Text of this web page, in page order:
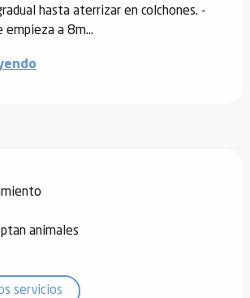
hasta aterrizar en colchones. -
empieza a 8m...
animales
servicios